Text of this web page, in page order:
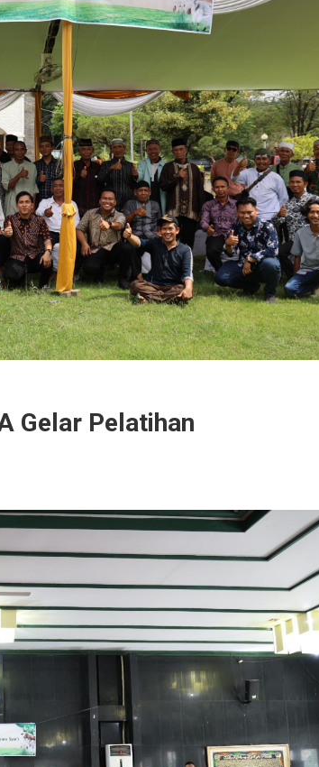
Gelar Pelatihan